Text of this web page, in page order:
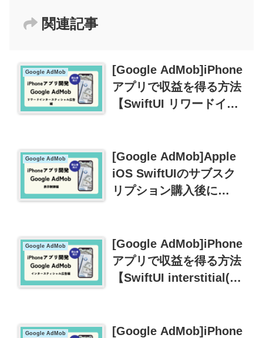
関連記事
Google AdMob
[Google AdMob]iPhone
アプリで収益を得る方法
【SwiftUI リワードイン
Google AdMob
[Google AdMob]Apple
iOS SwiftUIのサブスク
リプション購入後に
Google AdMob
[Google AdMob]iPhone
アプリで収益を得る方法
【SwiftUI interstitial(イ
Google AdMob
[Google AdMob]iPhone